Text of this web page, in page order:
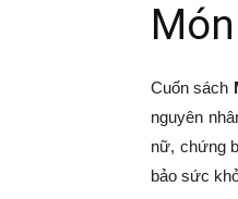
Cuốn sách
nguyên
nữ, chứng
bảo sức